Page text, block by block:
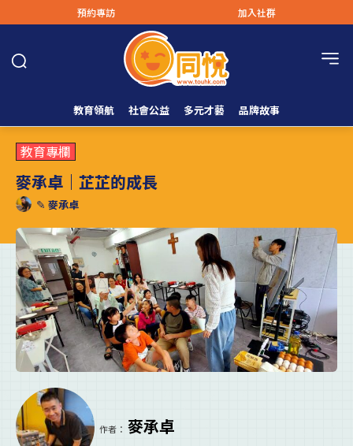
預約專訪 加入社群
教育領航 社會公益 多元才藝 品牌故事
教育專欄
麥承卓｜芷芷的成長
✎ 麥承卓
作者： 麥承卓